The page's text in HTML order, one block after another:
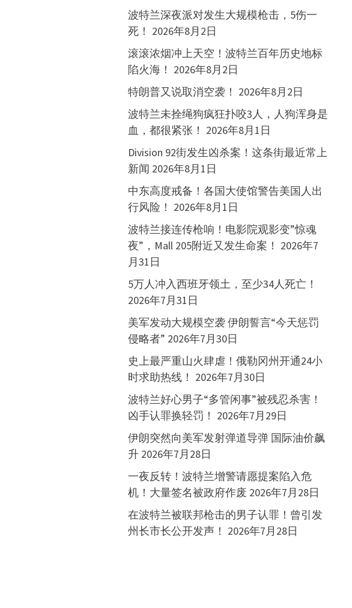
波特兰深夜派对发生大规模枪击，5伤一
死！ 2026年8月2日
滚滚浓烟冲上天空！波特兰百年历史地标
陷火海！ 2026年8月2日
特朗普又说取消空袭！ 2026年8月2日
波特兰未拴绳狗疯狂扑咬3人，人狗浑身是
血，都很紧张！ 2026年8月1日
Division 92街发生凶杀案！这条街最近常上
新闻 2026年8月1日
中东高度戒备！各国大使馆警告美国人出
行风险！ 2026年8月1日
波特兰接连传枪响！电影院观影变”惊魂
夜”，Mall 205附近又发生命案！ 2026年7
月31日
5万人冲入西班牙领土，至少34人死亡！
2026年7月31日
美军发动大规模空袭 伊朗誓言“今天惩罚
侵略者” 2026年7月30日
史上最严重山火肆虐！俄勒冈州开通24小
时求助热线！ 2026年7月30日
波特兰好心男子“多管闲事”被残忍杀害！
凶手认罪换轻罚！ 2026年7月29日
伊朗突然向美军发射弹道导弹 国际油价飙
升 2026年7月28日
一夜反转！波特兰增警请愿提案陷入危
机！大量签名被政府作废 2026年7月28日
在波特兰被联邦枪击的男子认罪！曾引发
州长市长公开发声！ 2026年7月28日